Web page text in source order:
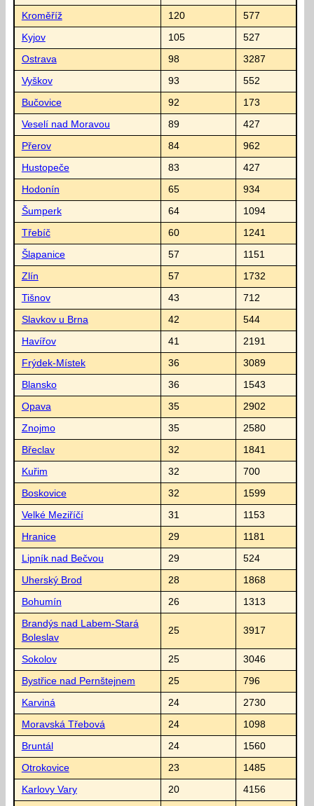
Kroměříž 120 577
Kyjov 105 527
Ostrava 98 3287
Vyškov 93 552
Bučovice 92 173
Veselí nad Moravou 89 427
Přerov 84 962
Hustopeče 83 427
Hodonín 65 934
Šumperk 64 1094
Třebíč 60 1241
Šlapanice 57 1151
Zlín 57 1732
Tišnov 43 712
Slavkov u Brna 42 544
Havířov 41 2191
Frýdek-Místek 36 3089
Blansko 36 1543
Opava 35 2902
Znojmo 35 2580
Břeclav 32 1841
Kuřim 32 700
Boskovice 32 1599
Velké Meziříčí 31 1153
Hranice 29 1181
Lipník nad Bečvou 29 524
Uherský Brod 28 1868
Bohumín 26 1313
Brandýs nad Labem-Stará
Boleslav
25 3917
Sokolov 25 3046
Bystřice nad Pernštejnem 25 796
Karviná 24 2730
Moravská Třebová 24 1098
Bruntál 24 1560
Otrokovice 23 1485
Karlovy Vary 20 4156